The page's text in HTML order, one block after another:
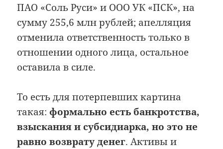
ПАО «Соль Руси» и ООО УК «ПСК», на
сумму 255,6 млн рублей; апелляция
отменила ответственность только в
отношении одного лица, остальное
оставила в силе.
То есть для потерпевших картина
такая: формально есть банкротства,
взыскания и субсидиарка, но это не
равно возврату денег. Активы и